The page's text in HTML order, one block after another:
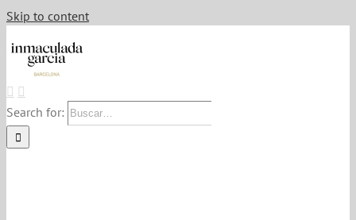
Skip to content
Search for: